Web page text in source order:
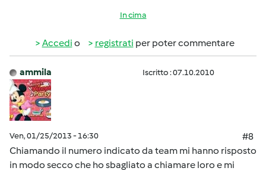
In cima
Accedi o registrati per poter commentare
ammila Iscritto : 07.10.2010
Ven, 01/25/2013 - 16:30
#8
Chiamando il numero indicato da team mi hanno risposto
in modo secco che ho sbagliato a chiamare loro e mi